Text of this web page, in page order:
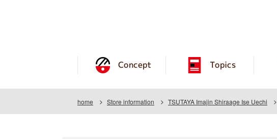
Concept Topics
home Store information TSUTAYA Imajin Shiraage Ise Uechi